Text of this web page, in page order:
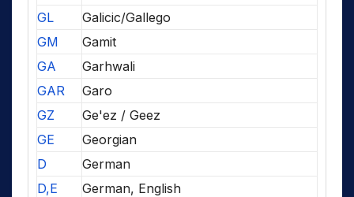
GL
Galicic/Gallego
GM
Gamit
GA
Garhwali
GAR
Garo
GZ
Ge'ez / Geez
GE
Georgian
D
German
D,E
German, English